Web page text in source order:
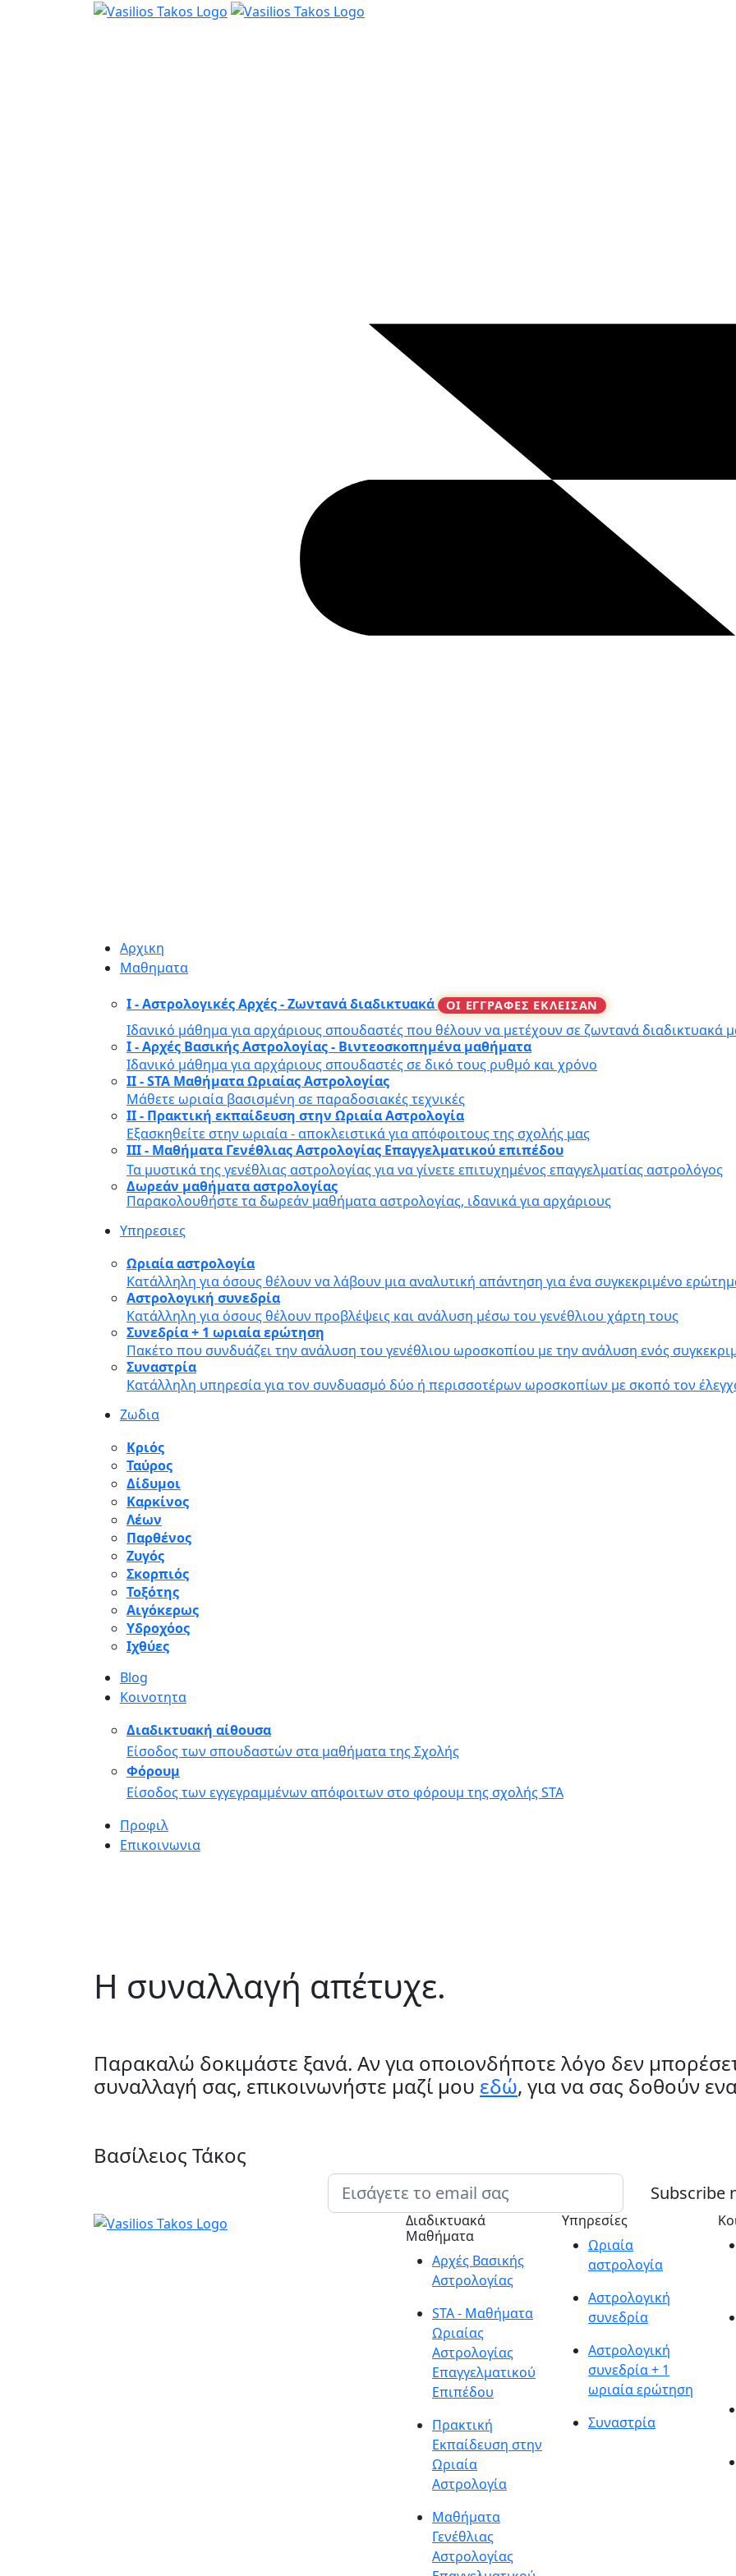
Αρχικη
Μαθηματα
I - Αστρολογικές Αρχές - Ζωντανά διαδικτυακά ΟΙ ΕΓΓΡΑΦΕΣ ΕΚΛΕΙΣΑΝ
Ιδανικό μάθημα για αρχάριους σπουδαστές που θέλουν να μετέχουν σε ζωντανά διαδικτυακά
I - Αρχές Βασικής Αστρολογίας - Βιντεοσκοπημένα μαθήματα
Ιδανικό μάθημα για αρχάριους σπουδαστές σε δικό τους ρυθμό και χρόνο
II - STA Μαθήματα Ωριαίας Αστρολογίας
Μάθετε ωριαία βασισμένη σε παραδοσιακές τεχνικές
II - Πρακτική εκπαίδευση στην Ωριαία Αστρολογία
Εξασκηθείτε στην ωριαία - αποκλειστικά για απόφοιτους της σχολής μας
III - Μαθήματα Γενέθλιας Αστρολογίας Επαγγελματικού επιπέδου
Τα μυστικά της γενέθλιας αστρολογίας για να γίνετε επιτυχημένος επαγγελματίας αστρολόγος
Δωρεάν μαθήματα αστρολογίας
Παρακολουθήστε τα δωρεάν μαθήματα αστρολογίας, ιδανικά για αρχάριους
Υπηρεσιες
Ωριαία αστρολογία
Κατάλληλη για όσους θέλουν να λάβουν μια αναλυτική απάντηση για ένα συγκεκριμένο
Αστρολογική συνεδρία
Κατάλληλη για όσους θέλουν προβλέψεις και ανάλυση μέσω του γενέθλιου χάρτη τους
Συνεδρία + 1 ωριαία ερώτηση
Πακέτο που συνδυάζει την ανάλυση του γενέθλιου ωροσκοπίου με την ανάλυση ενός
Συναστρία
Κατάλληλη υπηρεσία για τον συνδυασμό δύο ή περισσοτέρων ωροσκοπίων με σκοπό τον
Ζωδια
Κριός
Ταύρος
Δίδυμοι
Καρκίνος
Λέων
Παρθένος
Ζυγός
Σκορπιός
Τοξότης
Αιγόκερως
Υδροχόος
Ιχθύες
Blog
Κοινοτητα
Διαδικτυακή αίθουσα
Είσοδος των σπουδαστών στα μαθήματα της Σχολής
Φόρουμ
Είσοδος των εγγεγραμμένων απόφοιτων στο φόρουμ της σχολής STA
Προφιλ
Επικοινωνια
Η συναλλαγή απέτυχε.
Παρακαλώ δοκιμάστε ξανά. Αν για οποιονδήποτε λόγο δεν
συναλλαγή σας, επικοινωνήστε μαζί μου εδώ, για να σας δοθούν
Βασίλειος Τάκος
Email Subscribe
Διαδικτυακά
Μαθήματα
Αρχές Βασικής
Αστρολογίας
STA - Μαθήματα
Ωριαίας
Αστρολογίας
Επαγγελματικού
Επιπέδου
Πρακτική
Εκπαίδευση στην
Ωριαία
Αστρολογία
Μαθήματα
Γενέθλιας
Αστρολογίας
Υπηρεσίες
Ωριαία
αστρολογία
Αστρολογική
συνεδρία
Αστρολογική
συνεδρία + 1
ωριαία ερώτηση
Συναστρία